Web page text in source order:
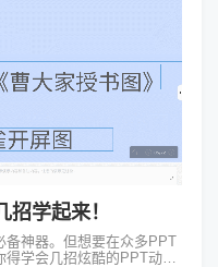
学起来！
备神器。但想要在众多PPT
得学会几招炫酷的PPT动